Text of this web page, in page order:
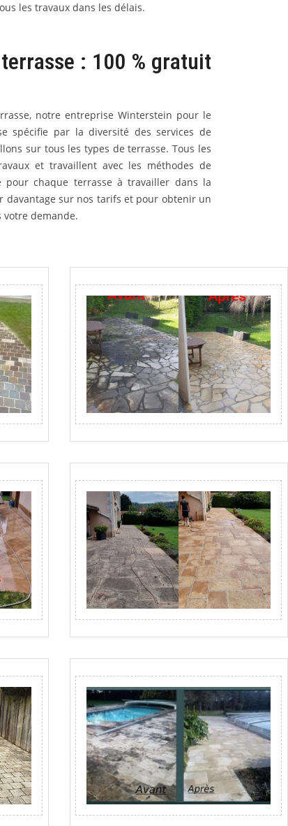
les travaux dans les délais.
: 100 % gratuit
notre entreprise Winterstein pour le
spécifie par la diversité des services de
sur tous les types de terrasse. Tous les
et travaillent avec les méthodes de
chaque terrasse à travailler dans la
davantage sur nos tarifs et pour obtenir un
votre demande.